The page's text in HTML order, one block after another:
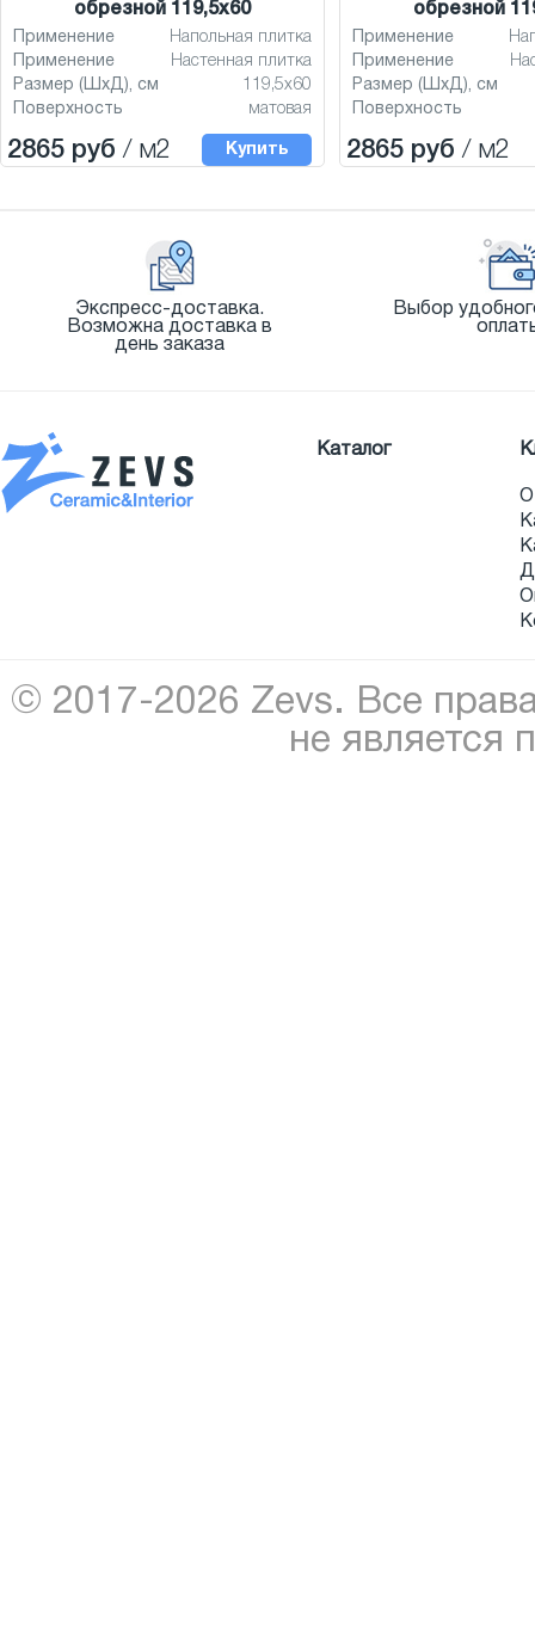
обрезной 119,5x60
Применение
Напольная плитка
Применение
Настенная плитка
Размер (ШхД), см
119,5x60
Поверхность
матовая
2865 руб / м2 Купить
обрезной
Применение
Применение
Размер (ШхД), см
Поверхность
2865 руб / м2
Экспресс-доставка.
Возможна доставка в
день заказа
Выбор
Каталог
О
© 2017-2026 Zevs. Все
не является